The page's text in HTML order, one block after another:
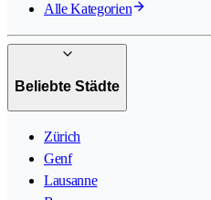
Alle Kategorien
Beliebte Städte
Zürich
Genf
Lausanne